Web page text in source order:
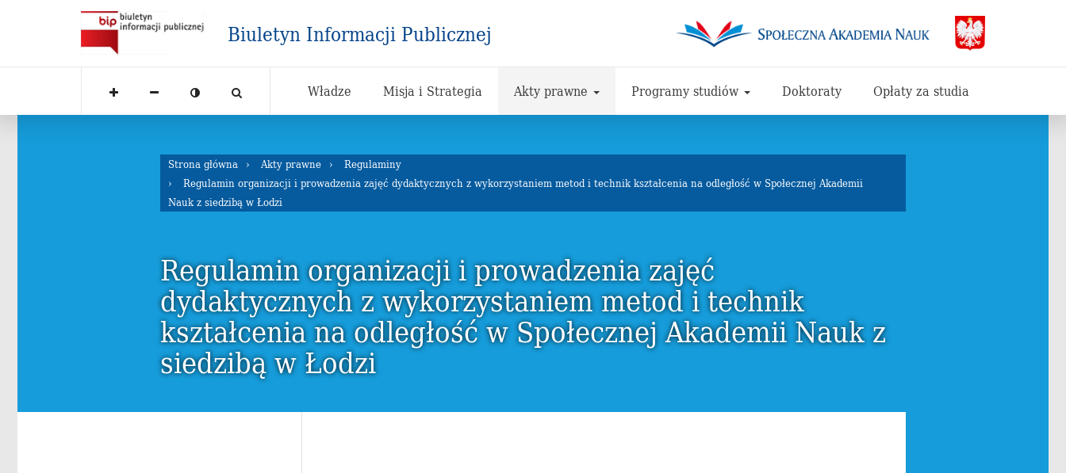
Biuletyn Informacji Publicznej
Władze Misja i Strategia Akty prawne Programy studiów Doktoraty Opłaty za studia
Strona główna Akty prawne
Regulaminy
Regulamin organizacji i prowadzenia zajęć dydaktycznych z wykorzystaniem metod i technik kształcenia na odległość w Społecznej Akademii
Nauk z siedzibą w Łodzi
Regulamin organizacji i prowadzenia zajęć
dydaktycznych z wykorzystaniem metod i technik
kształcenia na odległość w Społecznej Akademii Nauk z
siedzibą w Łodzi